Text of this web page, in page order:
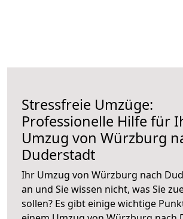
Stressfreie Umzüge:
Professionelle Hilfe für
Umzug von Würzburg
Duderstadt
Ihr Umzug von Würzburg nach
an und Sie wissen nicht, was Sie
sollen? Es gibt einige wichtige